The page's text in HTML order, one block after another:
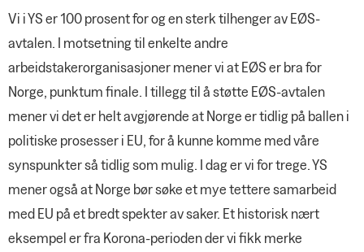
Vi i YS er 100 prosent for og en sterk tilhenger av EØS-
avtalen. I motsetning til enkelte andre
arbeidstakerorganisasjoner mener vi at EØS er bra for
Norge, punktum finale. I tillegg til å støtte EØS-avtalen
mener vi det er helt avgjørende at Norge er tidlig på ballen i
politiske prosesser i EU, for å kunne komme med våre
synspunkter så tidlig som mulig. I dag er vi for trege. YS
mener også at Norge bør søke et mye tettere samarbeid
med EU på et bredt spekter av saker. Et historisk nært
eksempel er fra Korona-perioden der vi fikk merke